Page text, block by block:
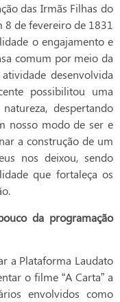
das Irmãs Filhas do
8 de fevereiro de 1831
o engajamento e
comum por meio da
desenvolvida
possibilitou uma
despertando
nosso modo de ser e
a construção de um
nos deixou, sendo
que fortaleça os
da programação
a Plataforma Laudato
o filme “A Carta” a
envolvidos como